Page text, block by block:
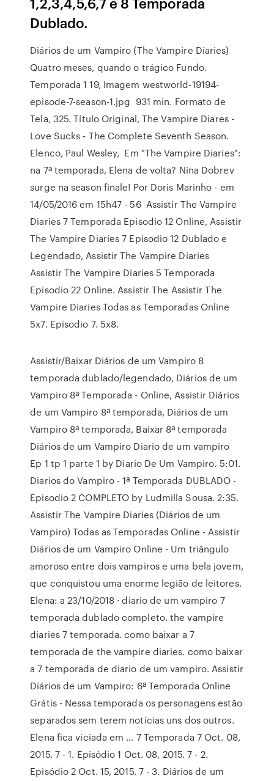
Dublado.
Diários de um Vampiro (The Vampire Diaries)
Quatro meses, quando o trágico Fundo.
Temporada 1 19, Imagem westworld-19194-
episode-7-season-1.jpg 931 min. Formato de
Tela, 325. Título Original, The Vampire Diares -
Love Sucks - The Complete Seventh Season.
Elenco, Paul Wesley, Em "The Vampire Diaries":
na 7ª temporada, Elena de volta? Nina Dobrev
surge na season finale! Por Doris Marinho - em
14/05/2016 em 15h47 - 56 Assistir The Vampire
Diaries 7 Temporada Episodio 12 Online, Assistir
The Vampire Diaries 7 Episodio 12 Dublado e
Legendado, Assistir The Vampire Diaries
Assistir The Vampire Diaries 5 Temporada
Episodio 22 Online. Assistir The Assistir The
Vampire Diaries Todas as Temporadas Online
5x7. Episodio 7. 5x8.
Assistir/Baixar Diários de um Vampiro 8
temporada dublado/legendado, Diários de um
Vampiro 8ª Temporada - Online, Assistir Diários
de um Vampiro 8ª temporada, Diários de um
Vampiro 8ª temporada, Baixar 8ª temporada
Diários de um Vampiro Diario de um vampiro
Ep 1 tp 1 parte 1 by Diario De Um Vampiro. 5:01.
Diarios do Vampiro - 1ª Temporada DUBLADO -
Episodio 2 COMPLETO by Ludmilla Sousa. 2:35.
Assistir The Vampire Diaries (Diários de um
Vampiro) Todas as Temporadas Online - Assistir
Diários de um Vampiro Online - Um triângulo
amoroso entre dois vampiros e uma bela jovem,
que conquistou uma enorme legião de leitores.
Elena: a 23/10/2018 · diario de um vampiro 7
temporada dublado completo. the vampire
diaries 7 temporada. como baixar a 7
temporada de the vampire diaries. como baixar
a 7 temporada de diario de um vampiro. Assistir
Diários de um Vampiro: 6ª Temporada Online
Grátis - Nessa temporada os personagens estão
separados sem terem notícias uns dos outros.
Elena fica viciada em … 7 Temporada 7 Oct. 08,
2015. 7 - 1. Episódio 1 Oct. 08, 2015. 7 - 2.
Episódio 2 Oct. 15, 2015. 7 - 3. Diários de um